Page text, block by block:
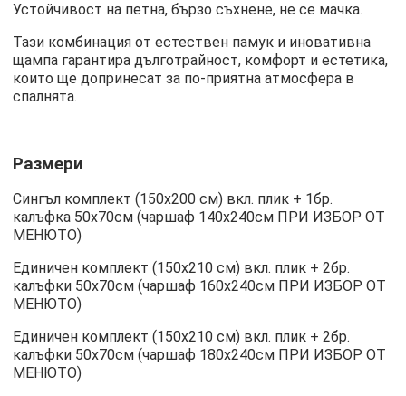
Устойчивост на петна, бързо съхнене, не се мачка.
Тази комбинация от естествен памук и иновативна
щампа гарантира дълготрайност, комфорт и естетика,
които ще допринесат за по-приятна атмосфера в
спалнята.
Размери
Сингъл комплект (150х200 см) вкл. плик + 1бр.
калъфка 50х70см (чаршаф 140х240см ПРИ ИЗБОР ОТ
МЕНЮТО)
Единичен комплект (150х210 см) вкл. плик + 2бр.
калъфки 50х70см (чаршаф 160х240см ПРИ ИЗБОР ОТ
МЕНЮТО)
Единичен комплект (150х210 см) вкл. плик + 2бр.
калъфки 50х70см (чаршаф 180х240см ПРИ ИЗБОР ОТ
МЕНЮТО)